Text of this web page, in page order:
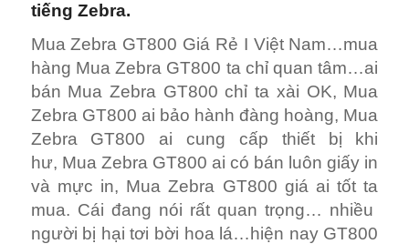
tiếng Zebra.
Mua Zebra GT800 Giá Rẻ I Việt Nam…mua
hàng Mua Zebra GT800 ta chỉ quan tâm…ai
bán Mua Zebra GT800 chỉ ta xài OK, Mua
Zebra GT800 ai bảo hành đàng hoàng, Mua
Zebra GT800 ai cung cấp thiết bị khi
hư, Mua Zebra GT800 ai có bán luôn giấy in
và mực in, Mua Zebra GT800 giá ai tốt ta
mua. Cái đang nói rất quan trọng… nhiều
người bị hại tơi bời hoa lá…hiện nay GT800